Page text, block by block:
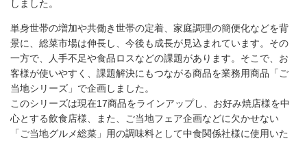
しました。
単身世帯の増加や共働き世帯の定着、家庭調理の簡便化などを背
景に、総菜市場は伸長し、今後も成長が見込まれています。その
一方で、人手不足や食品ロスなどの課題があります。そこで、お
客様が使いやすく、課題解決にもつながる商品を業務用商品「ご
当地シリーズ」で企画しました。
このシリーズは現在17商品をラインアップし、お好み焼店様を中
心とする飲食店様、また、ご当地フェア企画などに欠かせない
「ご当地グルメ総菜」用の調味料として中食関係社様に使用いた